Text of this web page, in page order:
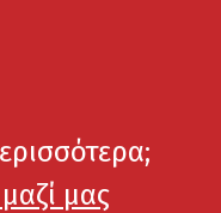
μας